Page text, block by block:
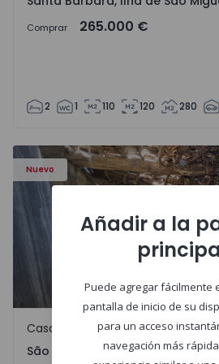
Comprar 265.000 €
2 1 110 120 280
Nuevo
Casa Vila Real, São Tomé do
São Tomé do Castelo e Justes,
Casa de Campo
São Tomé do Castelo e Justes,
Añadir a la
Puede agregar fácilmente
pantalla de inicio de su
para un acceso
navegación más